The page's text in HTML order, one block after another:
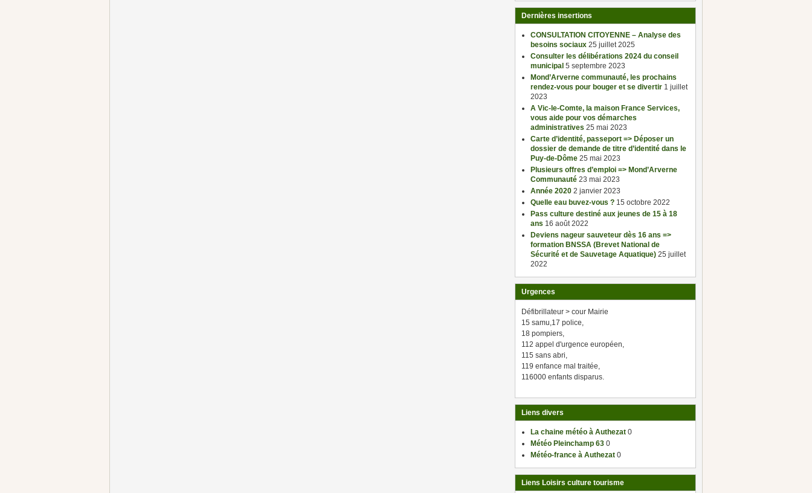
Dernières insertions
CONSULTATION CITOYENNE – Analyse des
besoins sociaux 25 juillet 2025
Consulter les délibérations 2024 du conseil
municipal 5 septembre 2023
Mond’Arverne communauté, les prochains
rendez-vous pour bouger et se divertir 1 juillet
2023
A Vic-le-Comte, la maison France Services,
vous aide pour vos démarches
administratives 25 mai 2023
Carte d’identité, passeport => Déposer un
dossier de demande de titre d’identité dans le
Puy-de-Dôme 25 mai 2023
Plusieurs offres d’emploi => Mond’Arverne
Communauté 23 mai 2023
Année 2020 2 janvier 2023
Quelle eau buvez-vous ? 15 octobre 2022
Pass culture destiné aux jeunes de 15 à 18
ans 16 août 2022
Deviens nageur sauveteur dès 16 ans =>
formation BNSSA (Brevet National de
Sécurité et de Sauvetage Aquatique) 25 juillet
2022
Urgences
Défibrillateur > cour Mairie
15 samu,17 police,
18 pompiers,
112 appel d'urgence européen,
115 sans abri,
119 enfance mal traitée,
116000 enfants disparus.
Liens divers
La chaine météo à Authezat 0
Météo Pleinchamp 63 0
Météo-france à Authezat 0
Liens Loisirs culture tourisme